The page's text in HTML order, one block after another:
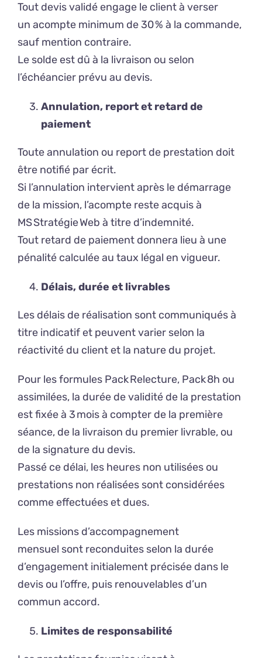
Tout devis validé engage le client à verser
un acompte minimum de 30 % à la commande,
sauf mention contraire.
Le solde est dû à la livraison ou selon
l’échéancier prévu au devis.
Annulation, report et retard de
paiement
Toute annulation ou report de prestation doit
être notifié par écrit.
Si l’annulation intervient après le démarrage
de la mission, l’acompte reste acquis à
MS Stratégie Web à titre d’indemnité.
Tout retard de paiement donnera lieu à une
pénalité calculée au taux légal en vigueur.
Délais, durée et livrables
Les délais de réalisation sont communiqués à
titre indicatif et peuvent varier selon la
réactivité du client et la nature du projet.
Pour les formules Pack Relecture, Pack 8h ou
assimilées, la durée de validité de la prestation
est fixée à 3 mois à compter de la première
séance, de la livraison du premier livrable, ou
de la signature du devis.
Passé ce délai, les heures non utilisées ou
prestations non réalisées sont considérées
comme effectuées et dues.
Les missions d’accompagnement
mensuel sont reconduites selon la durée
d’engagement initialement précisée dans le
devis ou l’offre, puis renouvelables d’un
commun accord.
Limites de responsabilité